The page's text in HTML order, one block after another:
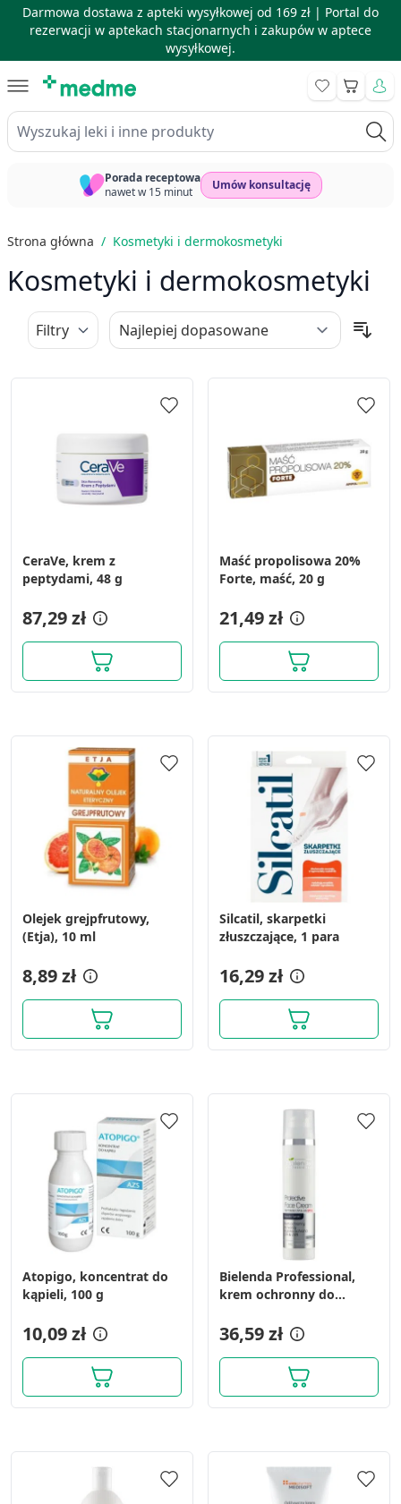
Darmowa dostawa z apteki wysyłkowej od 169 zł | Portal do
rezerwacji w aptekach stacjonarnych i zakupów w aptece
wysyłkowej.
Wyszukaj leki i inne produkty
Koszyk
Porada receptowa
nawet w 15 minut
Umów konsultację
Strona główna / Kosmetyki i dermokosmetyki
Kosmetyki i dermokosmetyki
Filtry
CeraVe, krem z
peptydami, 48 g
87,29 zł
Maść propolisowa 20%
Forte, maść, 20 g
21,49 zł
Olejek grejpfrutowy,
(Etja), 10 ml
8,89 zł
Silcatil, skarpetki
złuszczające, 1 para
16,29 zł
Atopigo, koncentrat do
kąpieli, 100 g
10,09 zł
Bielenda Professional,
krem ochronny do
36,59 zł